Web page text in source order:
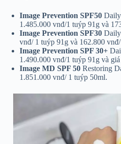
Image Prevention SPF50
1.485.000 vnđ/1 tuýp 91g và
Image Prevention SPF30
vnđ/ 1 tuýp 91g và 162.800
Image Prevention SPF 30+
1.490.000 vnđ/1 tuýp 91g và
Image MD SPF 50 Restoring
1.851.000 vnđ/ 1 tuýp 50ml.